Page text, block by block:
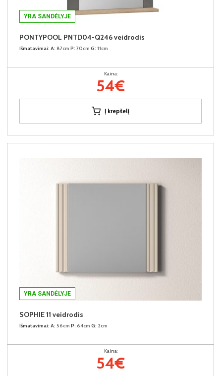
YRA SANDĖLYJE
PONTYPOOL PNTD04-Q246 veidrodis
Išmatavimai: A: 87cm P: 70cm G: 11cm
Kaina:
54€
Į krepšelį
YRA SANDĖLYJE
SOPHIE 11 veidrodis
Išmatavimai: A: 56cm P: 64cm G: 2cm
Kaina:
54€